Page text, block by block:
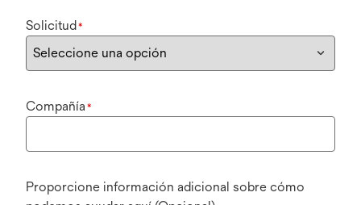
Solicitud*
Compañía *
Proporcione información adicional sobre cómo